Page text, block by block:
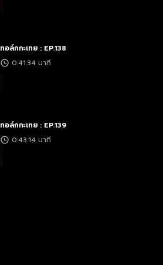
ทอล์กกะเทย : EP.138
0:41:34 นาที
ทอล์กกะเทย : EP.139
0:43:14 นาที